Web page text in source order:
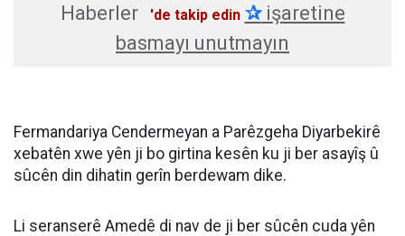
Haberler
'de takip edin ✰işaretine
basmayı unutmayın
Fermandariya Cendermeyan a Parêzgeha Diyarbekirê
xebatên xwe yên ji bo girtina kesên ku ji ber asayîş û
sûcên din dihatin gerîn berdewam dike.
Li seranserê Amedê di nav de ji ber sûcên cuda yên